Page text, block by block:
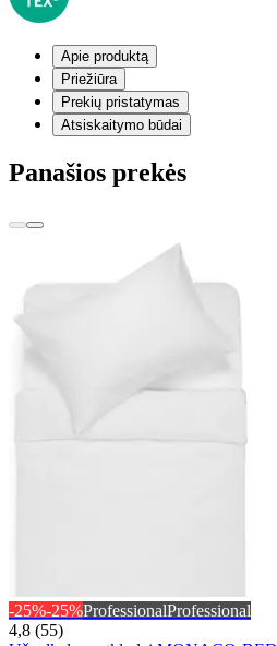
Apie produktą
Priežiūra
Prekių pristatymas
Atsiskaitymo būdai
Panašios prekės
-25%-25%ProfessionalProfessional
4,8 (55)